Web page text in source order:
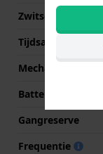
Zwitsers uurwerk
Tijdsaanduiding
Mechanisme
Batterij
Gangreserve
Frequentie